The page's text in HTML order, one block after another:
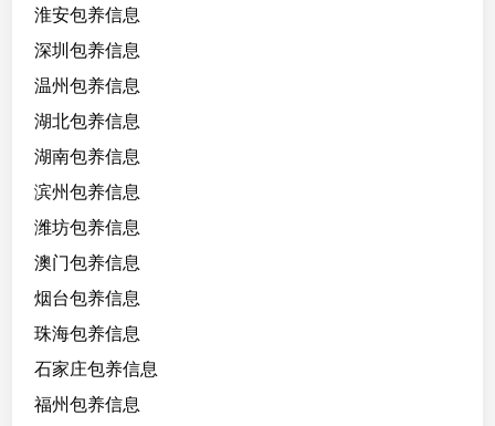
淮安包养信息
深圳包养信息
温州包养信息
湖北包养信息
湖南包养信息
滨州包养信息
潍坊包养信息
澳门包养信息
烟台包养信息
珠海包养信息
石家庄包养信息
福州包养信息